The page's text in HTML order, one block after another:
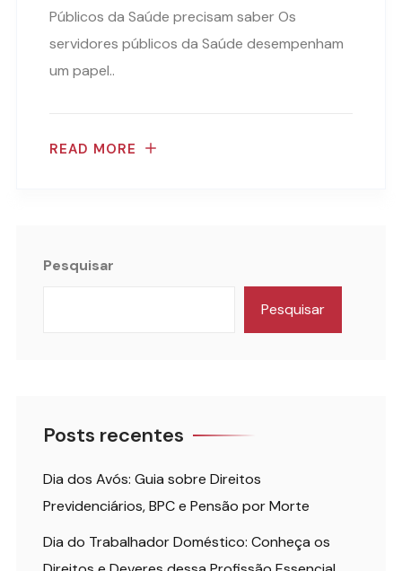
Públicos da Saúde precisam saber Os
servidores públicos da Saúde desempenham
um papel..
READ MORE
Pesquisar
Pesquisar
Posts recentes
Dia dos Avós: Guia sobre Direitos
Previdenciários, BPC e Pensão por Morte
Dia do Trabalhador Doméstico: Conheça os